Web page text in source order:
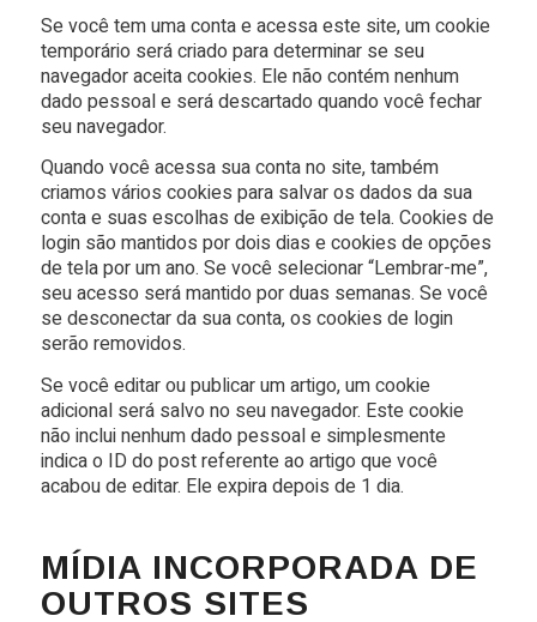
Se você tem uma conta e acessa este site, um cookie
temporário será criado para determinar se seu
navegador aceita cookies. Ele não contém nenhum
dado pessoal e será descartado quando você fechar
seu navegador.
Quando você acessa sua conta no site, também
criamos vários cookies para salvar os dados da sua
conta e suas escolhas de exibição de tela. Cookies de
login são mantidos por dois dias e cookies de opções
de tela por um ano. Se você selecionar “Lembrar-me”,
seu acesso será mantido por duas semanas. Se você
se desconectar da sua conta, os cookies de login
serão removidos.
Se você editar ou publicar um artigo, um cookie
adicional será salvo no seu navegador. Este cookie
não inclui nenhum dado pessoal e simplesmente
indica o ID do post referente ao artigo que você
acabou de editar. Ele expira depois de 1 dia.
MÍDIA INCORPORADA DE
OUTROS SITES